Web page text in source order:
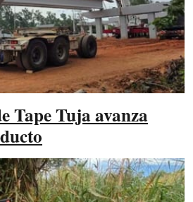
Tape Tuja avanza